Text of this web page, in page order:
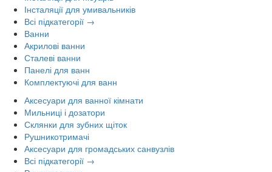
Інсталяції для умивальників
Всі підкатегорії →
Ванни
Акрилові ванни
Сталеві ванни
Панелі для ванн
Комплектуючі для ванн
Аксесуари для ванної кімнати
Мильниці і дозатори
Склянки для зубних щіток
Рушникотримачі
Аксесуари для громадських санвузлів
Всі підкатегорії →